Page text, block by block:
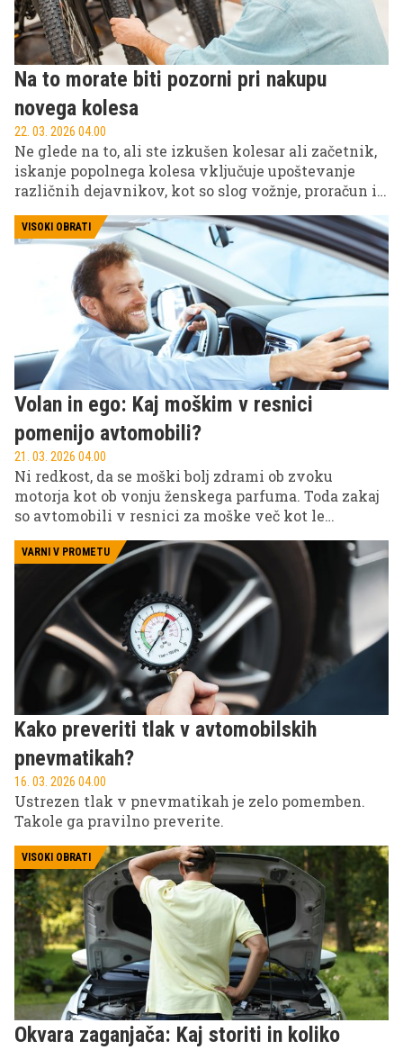
Na to morate biti pozorni pri nakupu
novega kolesa
22. 03. 2026 04.00
Ne glede na to, ali ste izkušen kolesar ali začetnik,
iskanje popolnega kolesa vključuje upoštevanje
različnih dejavnikov, kot so slog vožnje, proračun in
VISOKI OBRATI
Volan in ego: Kaj moškim v resnici
pomenijo avtomobili?
21. 03. 2026 04.00
Ni redkost, da se moški bolj zdrami ob zvoku
motorja kot ob vonju ženskega parfuma. Toda zakaj
so avtomobili v resnici za moške več kot le
zvoku ali gre za nekaj globljega, morda celo
osebnega?
VARNI V PROMETU
Kako preveriti tlak v avtomobilskih
pnevmatikah?
16. 03. 2026 04.00
Ustrezen tlak v pnevmatikah je zelo pomemben.
Takole ga pravilno preverite.
VISOKI OBRATI
Okvara zaganjača: Kaj storiti in koliko